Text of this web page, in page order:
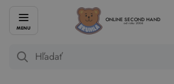
ONLINE SECOND HAND
od roku 2004